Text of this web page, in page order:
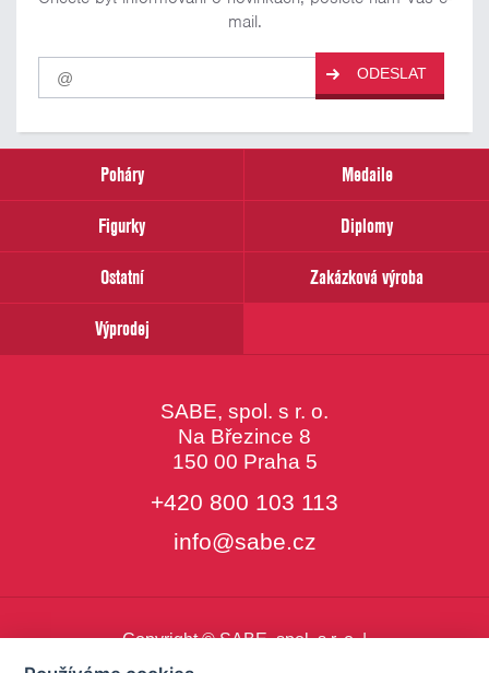
mail.
Pro
odběr
našich
email
ODESLAT
Poháry
Medaile
Figurky
Diplomy
Ostatní
Zakázková výroba
Výprodej
SABE, spol. s r. o.
Na Březince 8
150 00 Praha 5
+420 800 103 113
info@sabe.cz
Copyright © SABE, spol. s r. o. |